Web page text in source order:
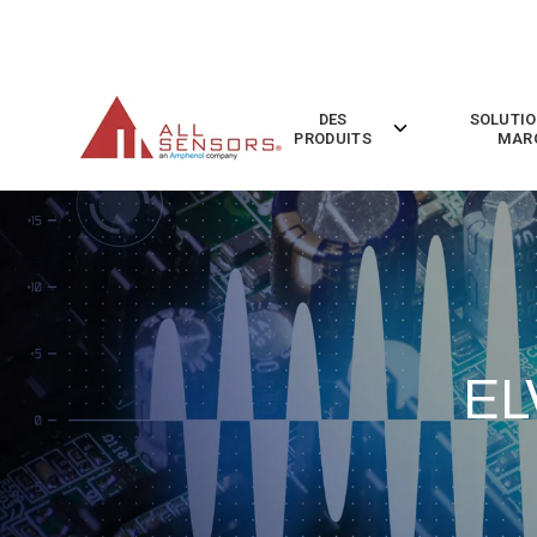
DES
PRODUITS
Toggle
Produits